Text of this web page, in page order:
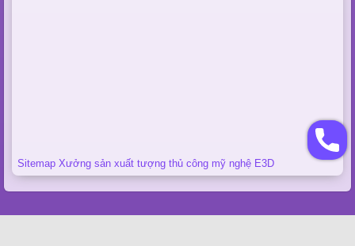
Sitemap Xưởng sản xuất tượng thủ công mỹ nghệ E3D